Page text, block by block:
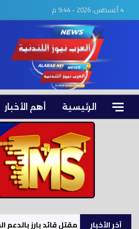
4 أغسطس، 2026 - 9:44 م
الرئيسية أهم الأخبار
آخر الأخبار مقتل قائد بارز بالدعم